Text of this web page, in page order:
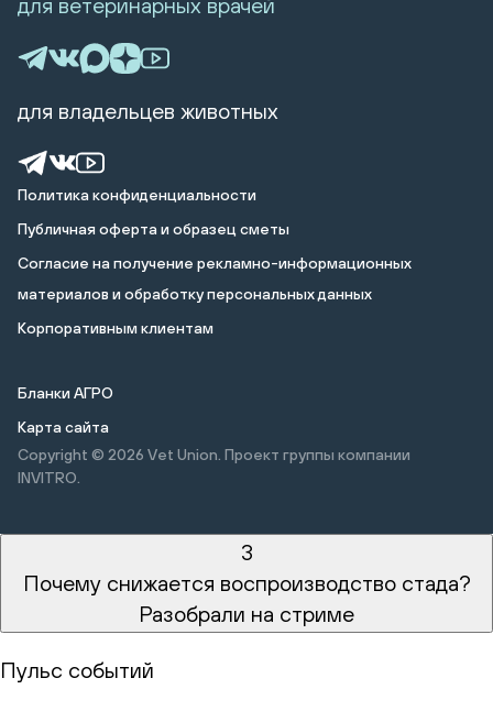
Политика конфиденциальности
Публичная оферта и образец сметы
Cогласие на получение рекламно-информационных
материалов и обработку персональных данных
Корпоративным клиентам
Бланки АГРО
Карта сайта
Copyright © 2026 Vet Union. Проект группы компании
INVITRO.
для владельцев животных
3
Почему снижается воспроизводство стада?
Разобрали на стриме
Пульс событий